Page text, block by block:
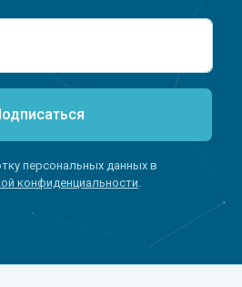
персональных данных в
конфиденциальности.